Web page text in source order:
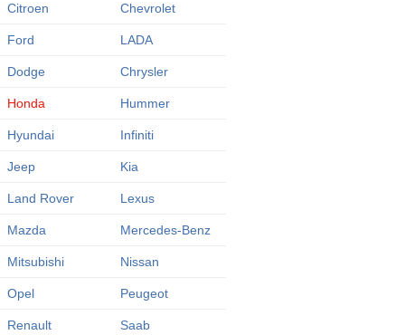
Citroen Chevrolet
Ford LADA
Dodge Chrysler
Honda Hummer
Hyundai Infiniti
Jeep Kia
Land Rover Lexus
Mazda Mercedes-Benz
Mitsubishi Nissan
Opel Peugeot
Renault Saab